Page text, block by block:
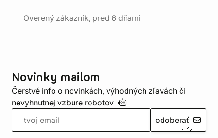
Overený zákazník, pred 6 dňami
Novinky mailom
Čerstvé info o novinkách, výhodných zľavách či
nevyhnutnej vzbure robotov
odoberať